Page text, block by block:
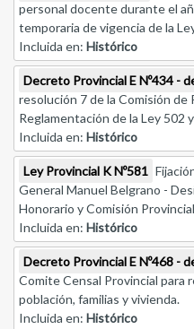
personal docente durante el
temporaria de vigencia de la
Incluida en: Histórico
Decreto Provincial E Nº434 -
resolución 7 de la Comisión de
Reglamentación de la Ley 502
Incluida en: Histórico
Ley Provincial K Nº581
General Manuel Belgrano -
Honorario y Comisión
Incluida en: Histórico
Decreto Provincial E Nº468 -
Comite Censal Provincial para
población, familias y vivienda.
Incluida en: Histórico